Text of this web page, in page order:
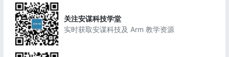
关注安谋科技学堂
实时获取安谋科技及 Arm 教学资源